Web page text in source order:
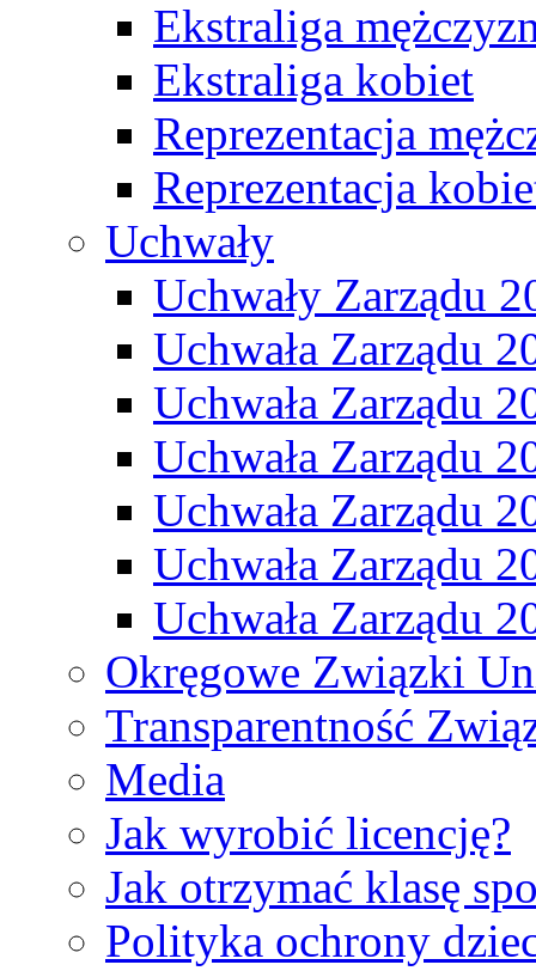
Ekstraliga
Ekstraliga kobiet
Reprezentacja
Reprezentacja
Uchwały
Uchwały Zarządu
Uchwała Zarządu
Uchwała Zarządu
Uchwała Zarządu
Uchwała Zarządu
Uchwała Zarządu
Uchwała Zarządu
Okręgowe Związki
Transparentność
Media
Jak wyrobić licencję?
Jak otrzymać klasę
Polityka ochrony